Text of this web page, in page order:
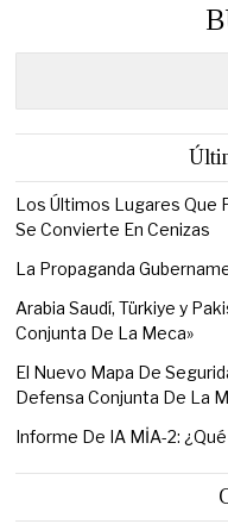
Los Últimos Lugares Que
Se Convierte En Cenizas
La Propaganda
Arabia Saudí, Türkiye y
Conjunta De La Meca»
El Nuevo Mapa De
Defensa Conjunta De La
Informe De IA MİA-2: